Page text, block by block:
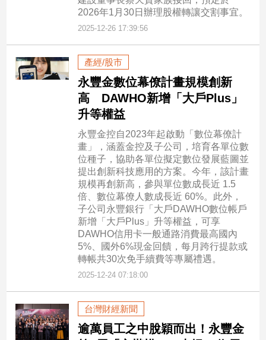
2026年1月30日辦理股權轉讓交割事宜。
2025-12-26 17:39:56
產經/股市
永豐金數位幕僚計畫規模創新
高 DAWHO新增「大戶Plus」
升等權益
永豐金控自2023年起啟動「數位幕僚計
畫」，涵蓋金控及子公司，培育各單位數
位種子，協助各單位擬定數位發展藍圖並
提出創新科技應用的方案。今年，該計畫
規模再創新高，參與單位數成長近 1.5
倍、數位幕僚人數成長近 60%。此外，
子公司永豐銀行「大戶DAWHO數位帳戶
新增「大戶Plus」升等權益，可享
DAWHO信用卡一般通路消費最高國內
5%、國外6%現金回饋，每月跨行提款或
轉帳共30次免手續費等專屬禮遇。
2025-12-24 07:18:00
台灣財經新聞
逾萬員工之中脫穎而出！永豐金